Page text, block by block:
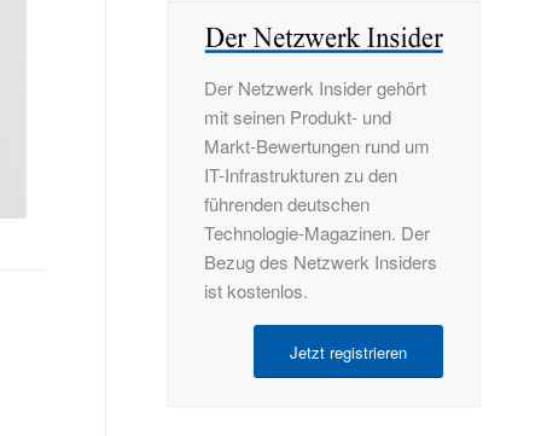
Der Netzwerk Insider gehört
mit seinen Produkt- und
Markt-Bewertungen rund um
IT-Infrastrukturen zu den
führenden deutschen
Technologie-Magazinen. Der
Bezug des Netzwerk Insiders
ist kostenlos.
Jetzt registrieren